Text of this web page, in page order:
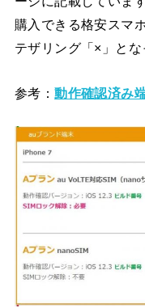
購入できる格安スマ
テザリング「×」と
参考：動作確認済み